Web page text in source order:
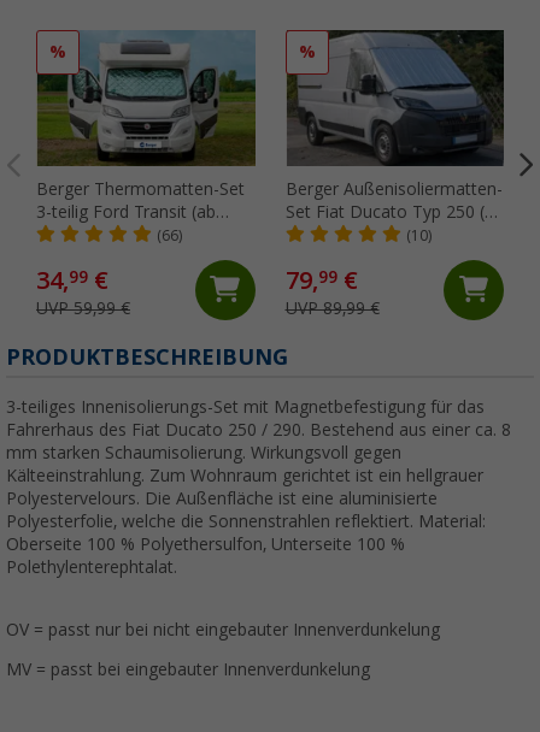
%
Berger Thermomatten-Set
3-teilig Ford Transit (ab
2014)
(66)
34,99 €
UVP 59,99 €
%
Berger Außenisoliermatten-
Set Fiat Ducato Typ 250 (ab
2006) / 290 (ab 2014)
(10)
79,99€
UVP 89,99 €
PRODUKTBESCHREIBUNG
3-teiliges Innenisolierungs-Set mit Magnetbefestigung für das
Fahrerhaus des Fiat Ducato 250 / 290. Bestehend aus einer ca. 8
mm starken Schaumisolierung. Wirkungsvoll gegen
Kälteeinstrahlung. Zum Wohnraum gerichtet ist ein hellgrauer
Polyestervelours. Die Außenfläche ist eine aluminisierte
Polyesterfolie, welche die Sonnenstrahlen reflektiert. Material:
Oberseite 100 % Polyethersulfon, Unterseite 100 %
Polethylenterephtalat.
OV = passt nur bei nicht eingebauter Innenverdunkelung
MV = passt bei eingebauter Innenverdunkelung